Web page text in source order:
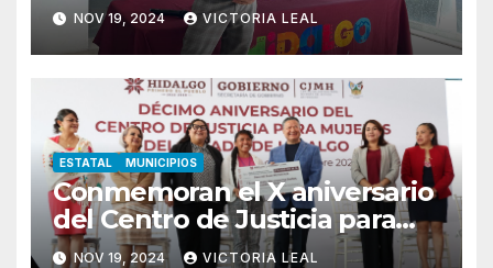
salsa
NOV 19, 2024 VICTORIA LEAL
ESTATAL MUNICIPIOS
Conmemoran el X aniversario
del Centro de Justicia para
Mujeres de Hidalgo
NOV 19, 2024 VICTORIA LEAL